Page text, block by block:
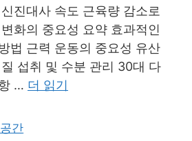
진대사 속도 근육량 감소로
화의 중요성 요약 효과적인
법 근력 운동의 중요성 유산
섭취 및 수분 관리 30대 다
… 더 읽기
간